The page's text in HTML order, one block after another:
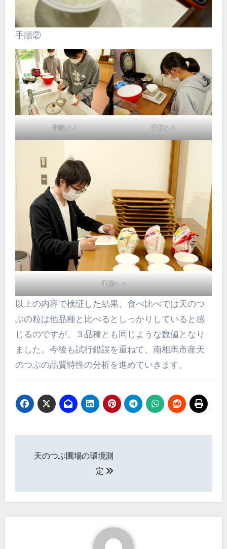
手順②
手順３-1 手順3-2
手順3-3
以上の内容で検証した結果、食べ比べでは天のつ
ぶの粒は他品種と比べるとしっかりしていると感
じるのですが、３品種とも同じような数値となり
ました。今後も試行錯誤を重ねて、南相馬市産天
のつぶの品質特性の分析を進めていきます。
ビ
天のつぶ圃場の環境測
定